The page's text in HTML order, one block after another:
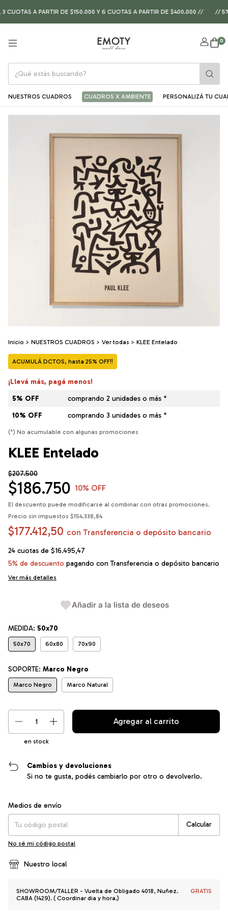
A PARTIR DE $150.000 Y 6 CUOTAS A PARTIR DE $400.000 // // 5%
0
NUESTROS CUADROS CUADROS X AMBIENTE PERSONALIZÁ TU
Inicio > NUESTROS CUADROS > Ver todas > KLEE Entelado
ACUMULÁ DCTOS, hasta 25% OFF!!
¡Llevá más, pagá menos!
5% OFF
comprando 2 unidades o más *
10% OFF
comprando 3 unidades o más *
(*) No acumulable con algunas promociones
KLEE Entelado
$207.500
$186.750 10% OFF
El descuento puede modificarse al combinar con otras promociones.
Precio sin impuestos $154.338,84
$177.412,50 con Transferencia o depósito bancario
24 cuotas de $16.495,47
5% de descuento pagando con Transferencia o depósito bancario
Ver más detalles
Añadir a la lista de deseos
MEDIDA: 50x70
50x70 60x80 70x90
SOPORTE: Marco Negro
Marco Negro Marco Natural
en stock
Cambios y devoluciones
Si no te gusta, podés cambiarlo por otro o devolverlo.
Entregas para el CP:
Medios de envío
Calcular
No sé mi código postal
Nuestro local
SHOWROOM/TALLER - Vuelta de Obligado 4018, Nuñez.
CABA (1429). ( Coordinar dia y hora.)
GRATIS